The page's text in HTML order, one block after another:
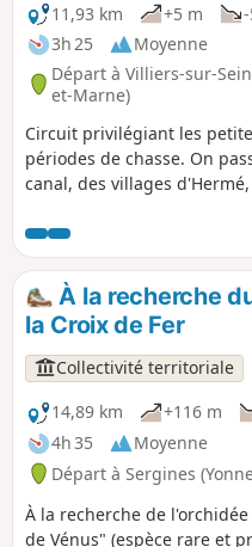
11,93 km
+5 m
3h 25
Moyenne
Départ à Villiers-sur-
et-Marne)
Circuit privilégiant les
périodes de chasse. On
canal, des villages
difficulté particulière et
À la recherche
la Croix de Fer
Collectivité territoriale
14,89 km
+116 m
4h 35
Moyenne
Départ à Sergines
À la recherche de
de Vénus" (espèce rare et